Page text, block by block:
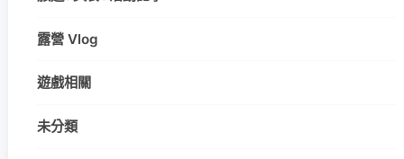
露營 Vlog
遊戲相關
未分類